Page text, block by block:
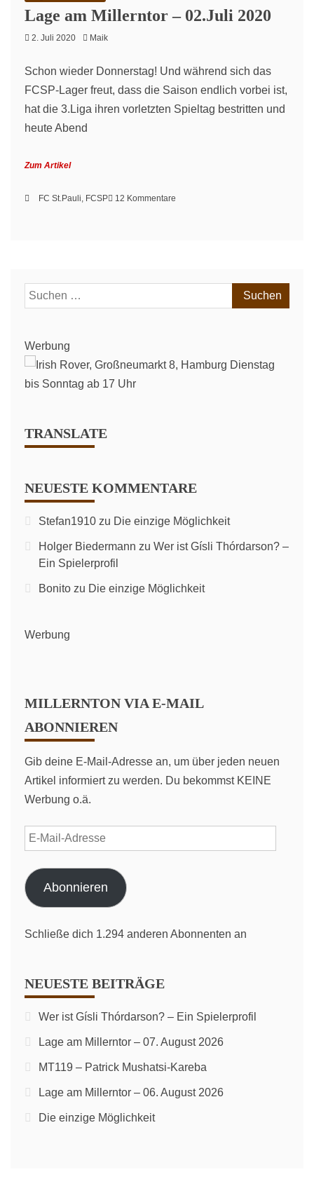
Lage am Millerntor – 02.Juli 2020
2. Juli 2020 Maik
Schon wieder Donnerstag! Und während sich das
FCSP-Lager freut, dass die Saison endlich vorbei ist,
hat die 3.Liga ihren vorletzten Spieltag bestritten und
heute Abend
Zum Artikel
FC St.Pauli, FCSP 12 Kommentare
2020
Suchen
nach:
Werbung
TRANSLATE
NEUESTE KOMMENTARE
Stefan1910 zu Die einzige Möglichkeit
Holger Biedermann zu Wer ist Gísli Thórdarson? –
Ein Spielerprofil
Bonito zu Die einzige Möglichkeit
Werbung
MILLERNTON VIA E-MAIL
ABONNIEREN
Gib deine E-Mail-Adresse an, um über jeden neuen
Artikel informiert zu werden. Du bekommst KEINE
Werbung o.ä.
E-
Mail-
Adresse
Abonnieren
Schließe dich 1.294 anderen Abonnenten an
NEUESTE BEITRÄGE
Wer ist Gísli Thórdarson? – Ein Spielerprofil
Lage am Millerntor – 07. August 2026
MT119 – Patrick Mushatsi-Kareba
Lage am Millerntor – 06. August 2026
Die einzige Möglichkeit